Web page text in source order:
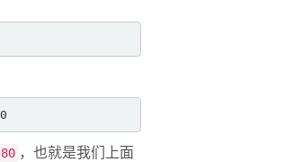
，也就是我们上面